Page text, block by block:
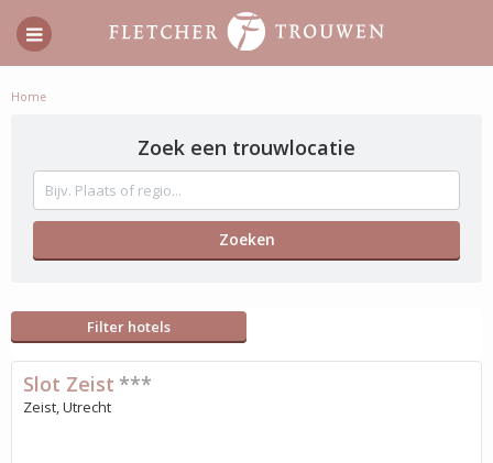
Home
Zoek een trouwlocatie
Filter hotels
Slot Zeist ***
Zeist, Utrecht